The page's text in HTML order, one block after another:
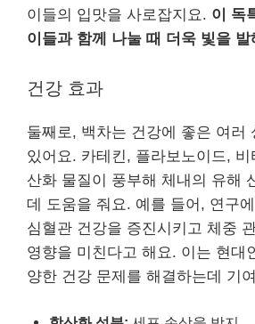
이들의 입맛을 사로잡지요. 이 독
이들과 함께 나눌 때 더욱 빛을 발
건강 효과
둘째로, 백차는 건강에 좋은 여러
있어요. 카테킨, 플라보노이드,
산화 물질이 풍부해 체내의 유해
데 도움을 줘요. 예를 들어, 연구
심혈관 건강을 증진시키고 체중
영향을 미친다고 해요. 이는 현대
양한 건강 문제를 해결하는데 기